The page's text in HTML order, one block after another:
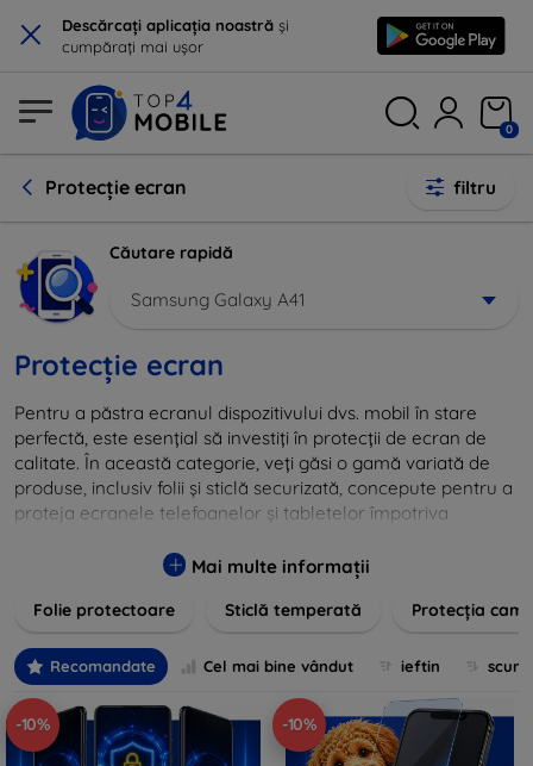
× Descărcați aplicația noastră și
cumpărați mai ușor
0
Protecție ecran filtru
Căutare rapidă
Samsung Galaxy A41
Protecție ecran
Pentru a păstra ecranul dispozitivului dvs. mobil în stare
perfectă, este esențial să investiți în protecții de ecran de
calitate. În această categorie, veți găsi o gamă variată de
produse, inclusiv folii și sticlă securizată, concepute pentru a
proteja ecranele telefoanelor și tabletelor împotriva
fabricate din materiale durabile și sunt ușor de aplicat,
Alegeți soluția care se potrivește cel mai bine nevoilor
dispozitivului. Asigurați-vă că investiția în tehnologie rămâne
intactă și arată ca nouă mult timp cu protecțiile de ecran din
oferta noastră.
Mai multe informații
Folie protectoare Sticlă temperată Protecția
Recomandate Cel mai bine vândut ieftin
-10% -10%